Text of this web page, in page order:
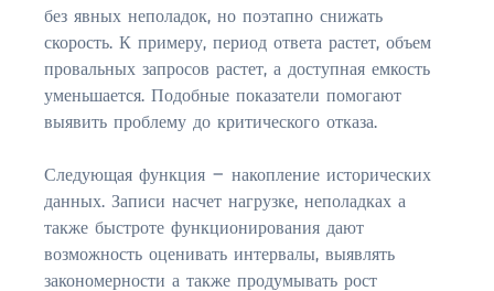
$150,000 and down
$150,000 – $300,000
$350,000 – $500,000
$500,000 = $750,000
$750,000 – $1,000,000
без явных неполадок, но поэтапно снижать
скорость. К примеру, период ответа растет, объем
провальных запросов растет, а доступная емкость
уменьшается. Подобные показатели помогают
выявить проблему до критического отказа.
Следующая функция — накопление исторических
данных. Записи насчет нагрузке, неполадках а
также быстроте функционирования дают
возможность оценивать интервалы, выявлять
закономерности а также продумывать рост